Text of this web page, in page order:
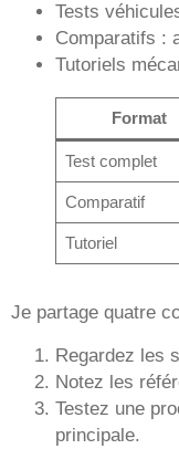
Tests
Comparatifs :
Tutoriels
Format
Test complet
Comparatif
Tutoriel
Je partage quatre
Regardez les
Notez les
Testez une
principale.